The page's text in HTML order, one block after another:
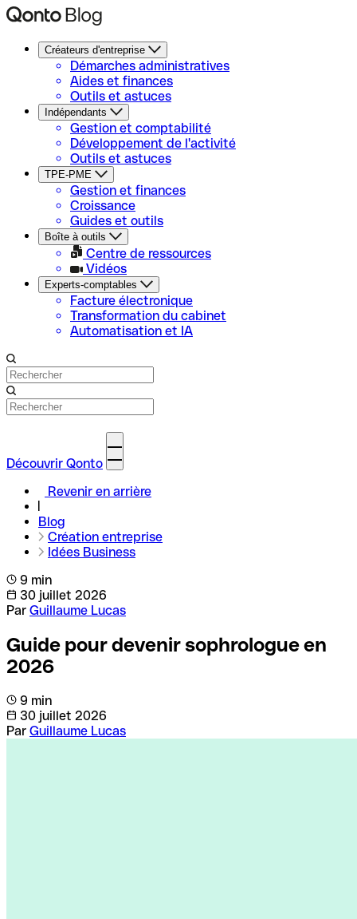
Créateurs d'entreprise
Démarches administratives
Aides et finances
Outils et astuces
Indépendants
Gestion et comptabilité
Développement de l'activité
Outils et astuces
TPE-PME
Gestion et finances
Croissance
Guides et outils
Boîte à outils
Centre de ressources
Vidéos
Experts-comptables
Facture électronique
Transformation du cabinet
Automatisation et IA
Découvrir Qonto
Revenir en arrière
Blog
Création entreprise
Idées Business
9 min
30 juillet 2026
Par Guillaume Lucas
Guide pour devenir sophrologue en
2026
9 min
30 juillet 2026
Par Guillaume Lucas